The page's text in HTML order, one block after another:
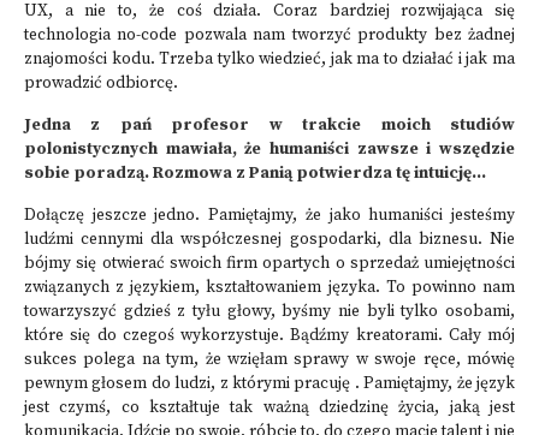
UX, a nie to, że coś działa. Coraz bardziej rozwijająca się
technologia no-code pozwala nam tworzyć produkty bez żadnej
znajomości kodu. Trzeba tylko wiedzieć, jak ma to działać i jak ma
prowadzić odbiorcę.
Jedna z pań profesor w trakcie moich studiów
polonistycznych mawiała, że humaniści zawsze i wszędzie
sobie poradzą. Rozmowa z Panią potwierdza tę intuicję…
Dołączę jeszcze jedno. Pamiętajmy, że jako humaniści jesteśmy
ludźmi cennymi dla współczesnej gospodarki, dla biznesu. Nie
bójmy się otwierać swoich firm opartych o sprzedaż umiejętności
związanych z językiem, kształtowaniem języka. To powinno nam
towarzyszyć gdzieś z tyłu głowy, byśmy nie byli tylko osobami,
które się do czegoś wykorzystuje. Bądźmy kreatorami. Cały mój
sukces polega na tym, że wzięłam sprawy w swoje ręce, mówię
pewnym głosem do ludzi, z którymi pracuję . Pamiętajmy, że język
jest czymś, co kształtuje tak ważną dziedzinę życia, jaką jest